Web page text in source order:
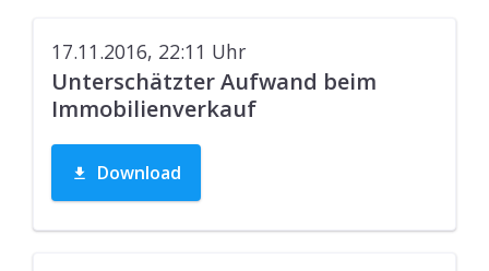
17.11.2016, 22:11 Uhr
Unterschätzter Aufwand beim
Immobilienverkauf
Download